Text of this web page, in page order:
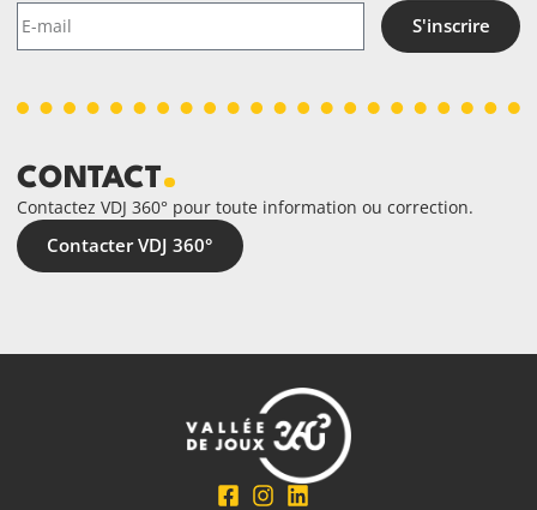
S'inscrire
CONTACT
Contactez VDJ 360° pour toute information ou correction.
Contacter VDJ 360°